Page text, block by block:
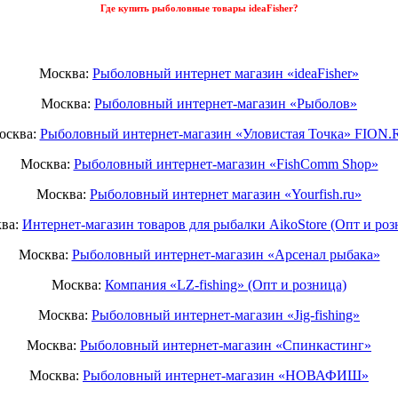
Где купить рыболовные товары ideaFisher?
Москва: Рыболовный интернет магазин «ideaFisher»
Москва: Рыболовный интернет-магазин «Рыболов»
Рыболовный интернет-магазин «Уловистая Точка»
Москва: Рыболовный интернет-магазин «FishComm Shop»
Москва: Рыболовный интернет магазин «Yourfish.ru»
Интернет-магазин товаров для рыбалки AikoStore (Опт и
Москва: Рыболовный интернет-магазин «Арсенал рыбака»
Москва: Компания «LZ-fishing» (Опт и розница)
Москва: Рыболовный интернет-магазин «Jig-fishing»
Москва: Рыболовный интернет-магазин «Спинкастинг»
Москва: Рыболовный интернет-магазин «НОВАФИШ»